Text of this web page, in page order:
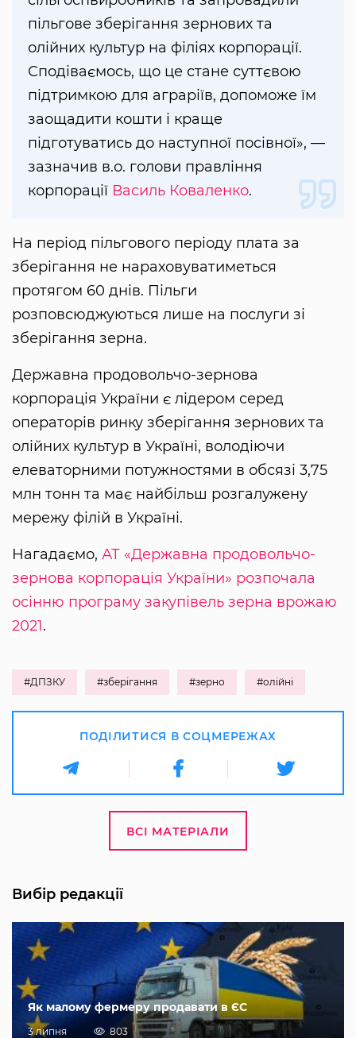
пільгове зберігання зернових та
олійних культур на філіях корпорації.
Сподіваємось, що це стане суттєвою
підтримкою для аграріїв, допоможе їм
заощадити кошти і краще
підготуватись до наступної посівної», —
зазначив в.о. голови правління
корпорації Василь Коваленко.
На період пільгового періоду плата за
зберігання не нараховуватиметься
протягом 60 днів. Пільги
розповсюджуються лише на послуги зі
зберігання зерна.
Державна продовольчо-зернова
корпорація України є лідером серед
операторів ринку зберігання зернових та
олійних культур в Україні, володіючи
елеваторними потужностями в обсязі 3,75
млн тонн та має найбільш розгалужену
мережу філій в Україні.
Нагадаємо, АТ «Державна продовольчо-
зернова корпорація України» розпочала
осінню програму закупівель зерна врожаю
2021.
#ДПЗКУ #зберігання #зерно #олійні
ПОДІЛИТИСЯ В СОЦМЕРЕЖАХ
ВСІ МАТЕРІАЛИ
Вибір редакції
Як малому фермеру продавати в ЄС
3 липня 803